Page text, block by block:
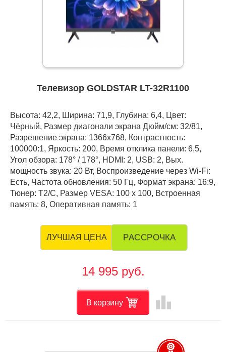
Телевизор GOLDSTAR LT-32R1100
Высота: 42,2, Ширина: 71,9, Глубина: 6,4, Цвет:
Чёрный, Размер диагонали экрана Дюйм/см: 32/81,
Разрешение экрана: 1366x768, Контрастность:
100000:1, Яркость: 200, Время отклика панели: 6,5,
Угол обзора: 178° / 178°, HDMI: 2, USB: 2, Вых.
мощность звука: 20 Вт, Воспроизведение через Wi-Fi:
Есть, Частота обновления: 50 Гц, Формат экрана: 16:9,
Тюнер: T2/C, Размер VESA: 100 х 100, Встроенная
память: 8, Оперативная память: 1
ЛУЧШАЯ ЦЕНА РАССРОЧКА
14 995 руб.
В корзину leaderboard